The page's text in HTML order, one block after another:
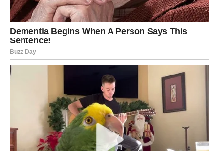
Mir vam vraća osmijeh
Pred vama su važni trenuci.